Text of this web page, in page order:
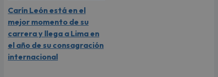
Carín León está en el
mejor momento de su
carrera y llega a Lima en
el año de su consagración
internacional